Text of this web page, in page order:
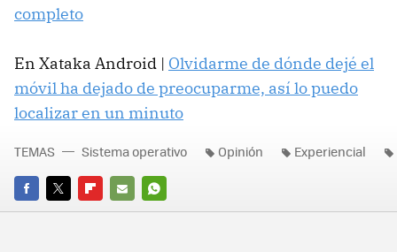
completo
En Xataka Android | Olvidarme de dónde dejé el
móvil ha dejado de preocuparme, así lo puedo
localizar en un minuto
FACEBOOK
TWITTERFLIPBOARD
E-
WHATSAPP
TEMAS Sistema operativo Opinión Experiencial